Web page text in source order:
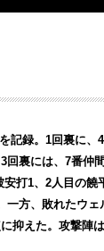
記録。1回裏に、
裏には、7番仲
打1、2人目の
方、敗れたウ
抑えた。攻撃陣